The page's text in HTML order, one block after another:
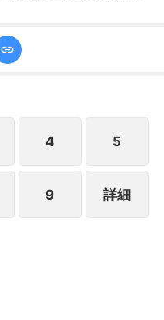
という四面楚歌の状
ム」を手に入れた彼女
ジンシュウ)を救い、
らに、S級精神安定術
(シンイエ)を落とし、
王であることを証明
4 5
9 詳細